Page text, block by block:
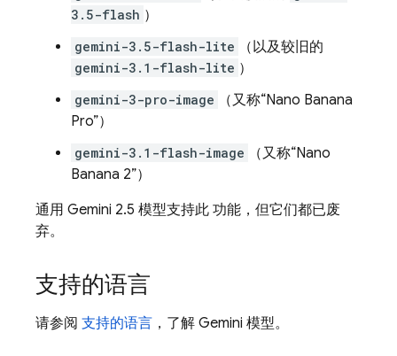
3.5-flash ）
gemini-3.5-flash-lite （以及较旧的
gemini-3.1-flash-lite ）
gemini-3-pro-image
（又称“Nano Banana
Pro”）
gemini-3.1-flash-image
（又称“Nano
Banana 2”）
通用 Gemini 2.5 模型支持此 功能，但它们都已废
弃。
支持的语言
请参阅 支持的语言 ，了解 Gemini 模型。